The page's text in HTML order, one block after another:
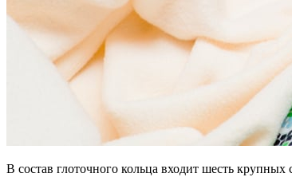
В состав глоточного кольца входит шесть